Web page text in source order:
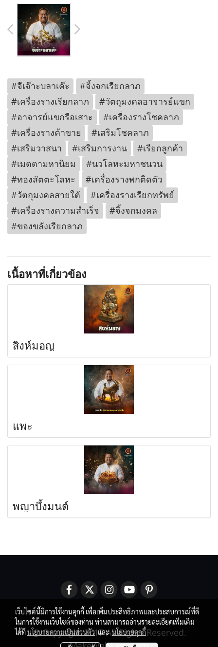
#จีเจ๊าะบลาเค๊ะ
#จิ้งจกเรียกลาภ
#เครื่องรางเรียกลาภ
#วัตถุมงคลอาจารย์แขก
#อาจารย์แขกรือเสาะ
#เครื่องรางโชคลาภ
#เครื่องรางค้าขาย
#เสริมโชคลาภ
#เสริมวาสนา
#เสริมการงาน
#เรียกลูกค้า
#เมตตามหานิยม
#นวโลหะมหาชนวน
#ทองสัตตะโลหะ
#เครื่องรางพกติดตัว
#วัตถุมงคลสายใต้
#เครื่องรางเรียกทรัพย์
#เครื่องรางความสำเร็จ
#จิ้งจกมงคล
#ของขลังเรียกลาภ
เนื้อหาที่เกี่ยวข้อง
สิงห์มอญ
แพะ
พญาบึ้งมนต์
@ Copyright 2017 All Rights Reserved.
เว็บไซต์นี้มีการใช้งานคุกกี้ เพื่อเพิ่มประสิทธิภาพและประสบการณ์ที่ดี
ในการใช้งานเว็บไซต์ของท่าน ท่านสามารถอ่านรายละเอียดเพิ่มเติม
ได้ที่นโยบายความเป็นส่วนตัวและนโยบายคุกกี้